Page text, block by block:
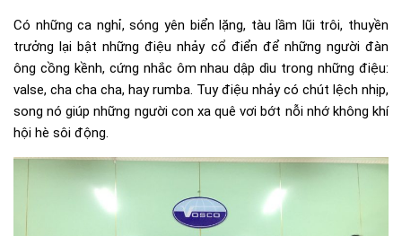
Có những ca nghỉ, sóng yên biển lặng, tàu lầm lũi trôi, thuyền
trưởng lại bật những điệu nhảy cổ điển để những người đàn
ông cồng kềnh, cứng nhắc ôm nhau dập dìu trong những điệu:
valse, cha cha cha, hay rumba. Tuy điệu nhảy có chút lệch nhịp,
song nó giúp những người con xa quê vơi bớt nỗi nhớ không khí
hội hè sôi động.